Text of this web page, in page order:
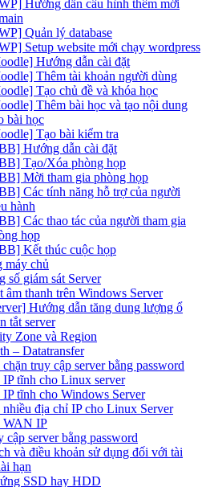
Hướng dẫn cấu hình thêm mới
Quản lý database
Setup website mới chạy wordpress
Hướng dẫn cài đặt
Thêm tài khoản người dùng
Tạo chủ đề và khóa học
Thêm bài học và tạo nội dung
bài học
Tạo bài kiểm tra
Hướng dẫn cài đặt
Tạo/Xóa phòng họp
Mời tham gia phòng họp
Các tính năng hỗ trợ của người
hành
Các thao tác của người tham gia
họp
Kết thúc cuộc họp
máy chủ
số giám sát Server
âm thanh trên Windows Server
Hướng dẫn tăng dung lượng ổ
tắt server
Zone và Region
– Datatransfer
truy cập server bằng password
IP tĩnh cho Linux server
tĩnh cho Windows Server
nhiều địa chỉ IP cho Linux Server
WAN IP
cập server bằng password
và điều khoản sử dụng đối với tài
hạn
SSD hay HDD